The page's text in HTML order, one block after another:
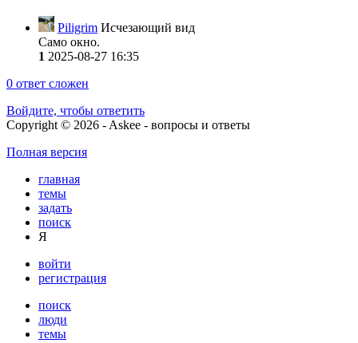
Piligrim Исчезающий вид
Само окно.
1 2025-08-27 16:35
0 ответ сложен
Войдите, чтобы ответить
Copyright © 2026 - Askee - вопросы и ответы
Полная версия
главная
темы
задать
поиск
Я
войти
регистрация
поиск
люди
темы